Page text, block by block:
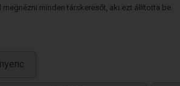
minden társkeresőt, aki ezt állította be.
Ínyenc